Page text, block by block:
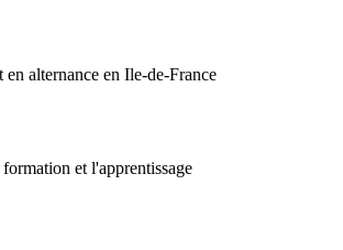
en alternance en Ile-de-France
et l'apprentissage